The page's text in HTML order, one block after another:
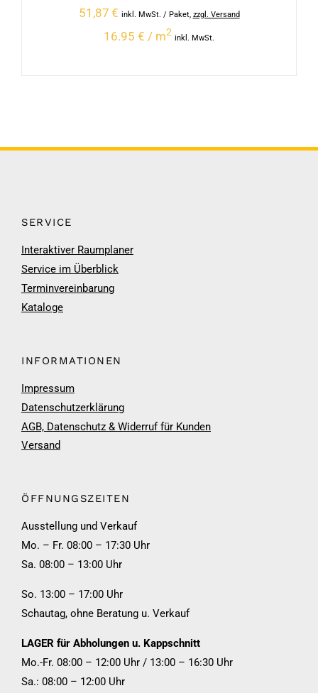
51,87 € inkl. MwSt. / Paket, zzgl. Versand
16.95 € / m2
inkl. MwSt.
SERVICE
Interaktiver Raumplaner
Service im Überblick
Terminvereinbarung
Kataloge
INFORMATIONEN
Impressum
Datenschutzerklärung
AGB, Datenschutz & Widerruf für Kunden
Versand
ÖFFNUNGSZEITEN
Ausstellung und Verkauf
Mo. – Fr. 08:00 – 17:30 Uhr
Sa. 08:00 – 13:00 Uhr
So. 13:00 – 17:00 Uhr
Schautag, ohne Beratung u. Verkauf
LAGER für Abholungen u. Kappschnitt
Mo.-Fr. 08:00 – 12:00 Uhr / 13:00 – 16:30 Uhr
Sa.: 08:00 – 12:00 Uhr